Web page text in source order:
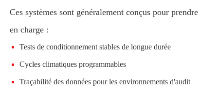
Ces systèmes sont généralement conçus pour prendre
en charge :
Tests de conditionnement stables de longue durée
Cycles climatiques programmables
Traçabilité des données pour les environnements d'audit